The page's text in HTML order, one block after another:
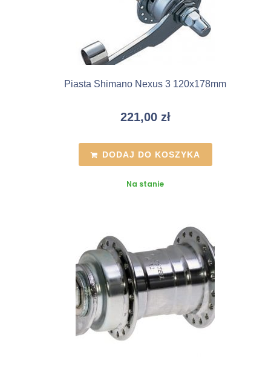
Piasta Shimano Nexus 3 120x178mm
221,00 zł
DODAJ DO KOSZYKA
Na stanie